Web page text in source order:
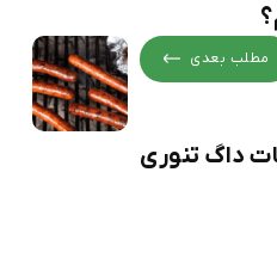
مطلب بعدی
داگ تنوری